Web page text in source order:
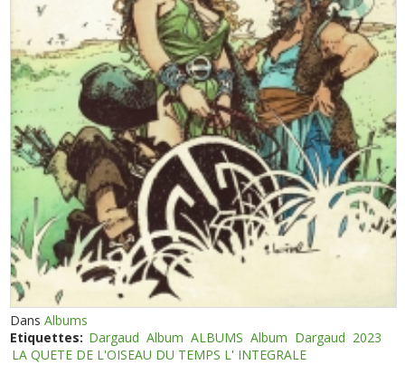
DansAlbums
Etiquettes: Dargaud Album ALBUMS Album Dargaud 2023
LA QUETE DE L'OISEAU DU TEMPS L' INTEGRALE